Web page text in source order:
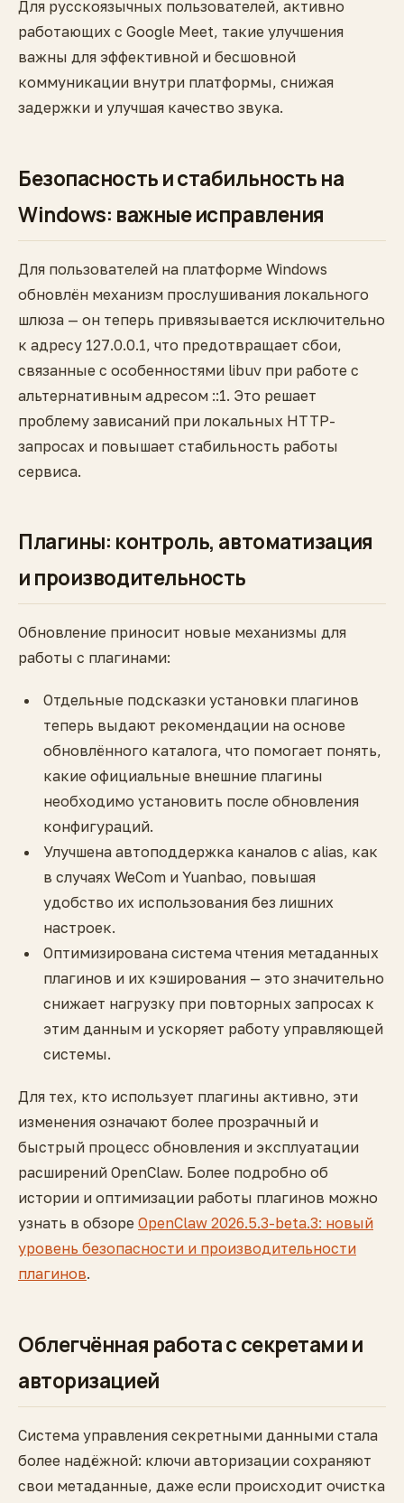
Для русскоязычных пользователей, активно
работающих с Google Meet, такие улучшения
важны для эффективной и бесшовной
коммуникации внутри платформы, снижая
задержки и улучшая качество звука.
Безопасность и стабильность на
Windows: важные исправления
Для пользователей на платформе Windows
обновлён механизм прослушивания локального
шлюза — он теперь привязывается исключительно
к адресу 127.0.0.1, что предотвращает сбои,
связанные с особенностями libuv при работе с
альтернативным адресом ::1. Это решает
проблему зависаний при локальных HTTP-
запросах и повышает стабильность работы
сервиса.
Плагины: контроль, автоматизация
и производительность
Обновление приносит новые механизмы для
работы с плагинами:
Отдельные подсказки установки плагинов
теперь выдают рекомендации на основе
обновлённого каталога, что помогает понять,
какие официальные внешние плагины
необходимо установить после обновления
конфигураций.
Улучшена автоподдержка каналов с alias, как
в случаях WeCom и Yuanbao, повышая
удобство их использования без лишних
настроек.
Оптимизирована система чтения метаданных
плагинов и их кэширования — это значительно
снижает нагрузку при повторных запросах к
этим данным и ускоряет работу управляющей
системы.
Для тех, кто использует плагины активно, эти
изменения означают более прозрачный и
быстрый процесс обновления и эксплуатации
расширений OpenClaw. Более подробно об
истории и оптимизации работы плагинов можно
узнать в обзоре OpenClaw 2026.5.3-beta.3: новый
уровень безопасности и производительности
плагинов.
Облегчённая работа с секретами и
авторизацией
Система управления секретными данными стала
более надёжной: ключи авторизации сохраняют
свои метаданные, даже если происходит очистка